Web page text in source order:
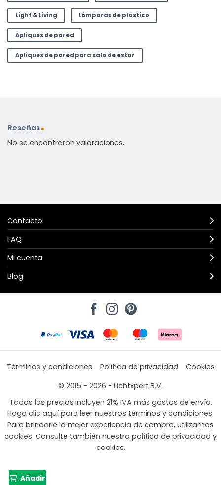
Light & Living Lámparas de plástico
Apliques de pared
Apliques de pared para sala de estar
Reseñas
No se encontraron valoraciones.
Contacto
FAQ
Mi cuenta
Blog
Términos y condiciones Política de privacidad
Cookies
© 2015 - 2026 - Lichtxpert B.V.
Todos los precios incluyen 21% IVA más gastos de envío.
Haga clic aquí para leer nuestros términos y condiciones.
Para brindarle la mejor experiencia de compra, utilizamos
cookies. Consulte también nuestra política de privacidad y
cookies.
Añadir